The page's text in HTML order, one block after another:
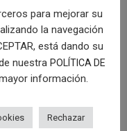
para mejorar su
la navegación
está dando su
nuestra POLÍTICA DE
información.
Rechazar